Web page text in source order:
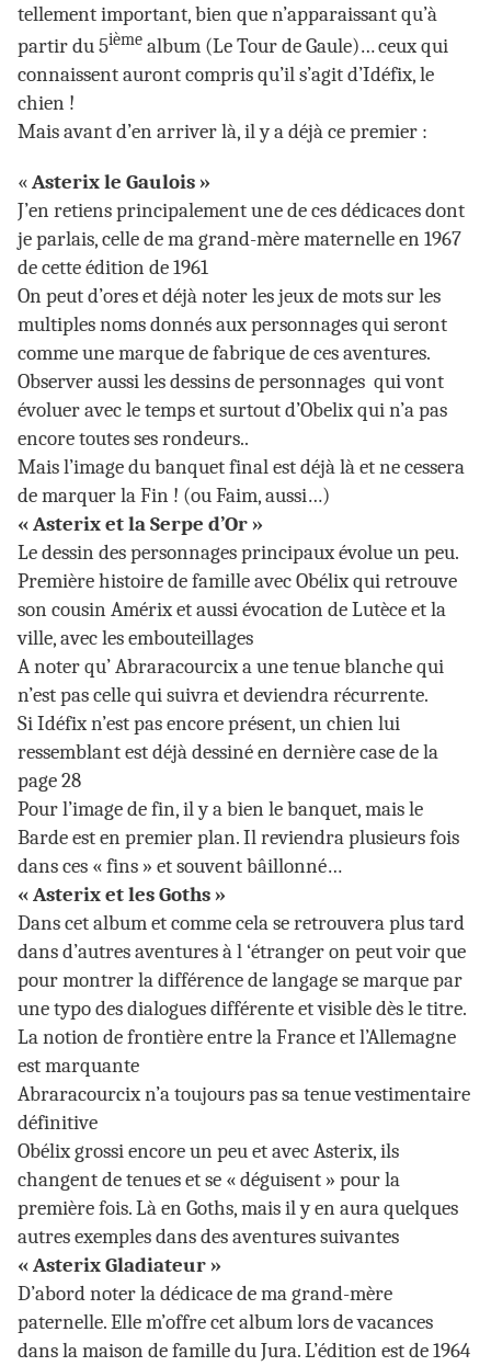
tellement important, bien que n’apparaissant qu’à
partir du 5ième album (Le Tour de Gaule)… ceux qui
connaissent auront compris qu’il s’agit d’Idéfix, le
chien !
Mais avant d’en arriver là, il y a déjà ce premier :
«Asterix le Gaulois »
J’en retiens principalement une de ces dédicaces dont
je parlais, celle de ma grand-mère maternelle en 1967
de cette édition de 1961
On peut d’ores et déjà noter les jeux de mots sur les
multiples noms donnés aux personnages qui seront
comme une marque de fabrique de ces aventures.
Observer aussi les dessins de personnages qui vont
évoluer avec le temps et surtout d’Obelix qui n’a pas
encore toutes ses rondeurs..
Mais l’image du banquet final est déjà là et ne cessera
de marquer la Fin ! (ou Faim, aussi…)
« Asterix et la Serpe d’Or »
Le dessin des personnages principaux évolue un peu.
Première histoire de famille avec Obélix qui retrouve
son cousin Amérix et aussi évocation de Lutèce et la
ville, avec les embouteillages
A noter qu’ Abraracourcix a une tenue blanche qui
n’est pas celle qui suivra et deviendra récurrente.
Si Idéfix n’est pas encore présent, un chien lui
ressemblant est déjà dessiné en dernière case de la
page 28
Pour l’image de fin, il y a bien le banquet, mais le
Barde est en premier plan. Il reviendra plusieurs fois
dans ces « fins » et souvent bâillonné…
« Asterix et les Goths »
Dans cet album et comme cela se retrouvera plus tard
dans d’autres aventures à l ‘étranger on peut voir que
pour montrer la différence de langage se marque par
une typo des dialogues différente et visible dès le titre.
La notion de frontière entre la France et l’Allemagne
est marquante
Abraracourcix n’a toujours pas sa tenue vestimentaire
définitive
Obélix grossi encore un peu et avec Asterix, ils
changent de tenues et se « déguisent » pour la
première fois. Là en Goths, mais il y en aura quelques
autres exemples dans des aventures suivantes
« Asterix Gladiateur »
D’abord noter la dédicace de ma grand-mère
paternelle. Elle m’offre cet album lors de vacances
dans la maison de famille du Jura. L’édition est de 1964